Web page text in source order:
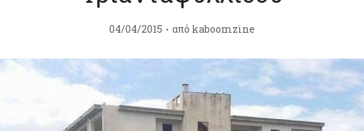
04/04/2015 από kaboomzine